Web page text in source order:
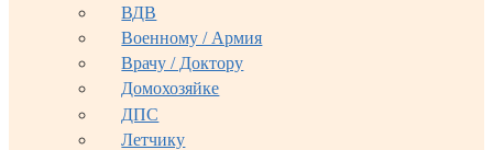
ВДВ
Военному / Армия
Врачу / Доктору
Домохозяйке
ДПС
Летчику